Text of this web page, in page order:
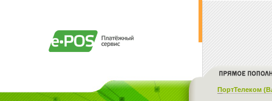
ПортТелеком